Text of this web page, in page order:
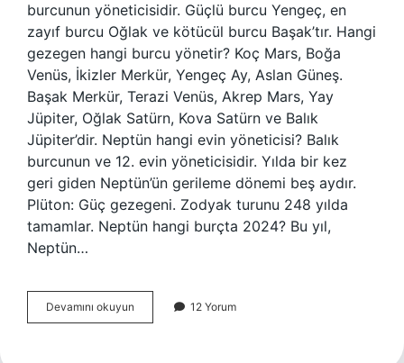
burcunun yöneticisidir. Güçlü burcu Yengeç, en
zayıf burcu Oğlak ve kötücül burcu Başak’tır. Hangi
gezegen hangi burcu yönetir? Koç Mars, Boğa
Venüs, İkizler Merkür, Yengeç Ay, Aslan Güneş.
Başak Merkür, Terazi Venüs, Akrep Mars, Yay
Jüpiter, Oğlak Satürn, Kova Satürn ve Balık
Jüpiter’dir. Neptün hangi evin yöneticisi? Balık
burcunun ve 12. evin yöneticisidir. Yılda bir kez
geri giden Neptün’ün gerileme dönemi beş aydır.
Plüton: Güç gezegeni. Zodyak turunu 248 yılda
tamamlar. Neptün hangi burçta 2024? Bu yıl,
Neptün…
Devamını okuyun
Hangi
12 Yorum